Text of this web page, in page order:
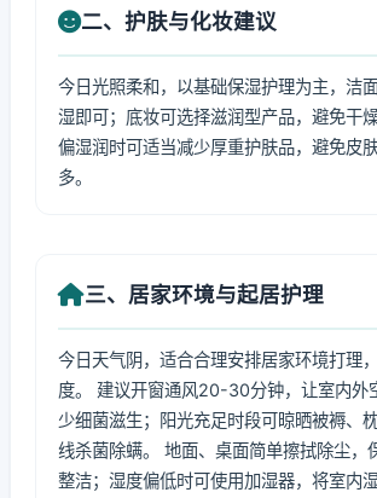
二、护肤与化妆建议
今日光照柔和，以基础保湿护理为主，洁
湿即可；底妆可选择滋润型产品，避免干
偏湿润时可适当减少厚重护肤品，避免皮
多。
三、居家环境与起居护理
今日天气阴，适合合理安排居家环境打理
度。 建议开窗通风20-30分钟，让室内外
少细菌滋生；阳光充足时段可晾晒被褥、
线杀菌除螨。 地面、桌面简单擦拭除尘，
整洁；湿度偏低时可使用加湿器，将室内